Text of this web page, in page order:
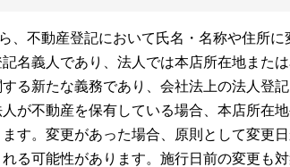
、不動産登記において氏名・名称や住所
名義人であり、法人では本店所在地また
る新たな義務であり、会社法上の法人登
が不動産を保有している場合、本店所在
す。変更があった場合、原則として変更
る可能性があります。施行日前の変更も